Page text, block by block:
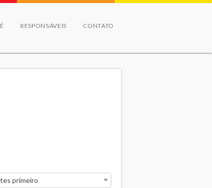
RESPONSÁVEIS CONTATO
primeiro